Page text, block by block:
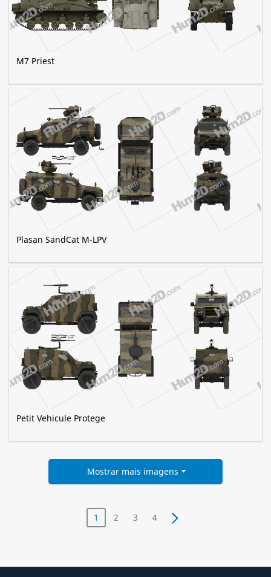
M7 Priest
Plasan SandCat M-LPV
Petit Vehicule Protege
Mostrar mais imagens
1 2 3 4